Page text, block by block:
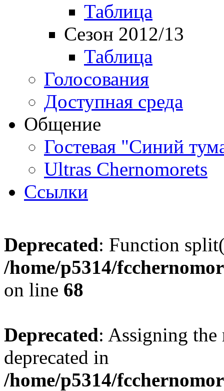
Таблица
Сезон 2012/13
Таблица
Голосования
Доступная среда
Общение
Гостевая "Синий
Ultras Chernomorets
Ссылки
Deprecated: Function
/home/p5314/
on line 68
Deprecated: Assigning the
deprecated in
/home/p5314/